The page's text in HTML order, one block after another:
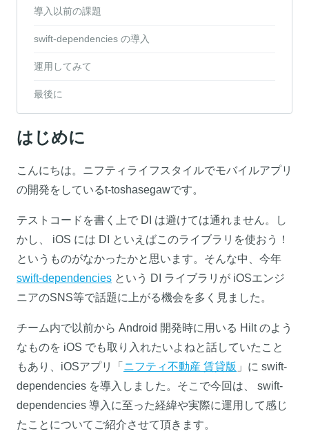
導入以前の課題
swift-dependencies の導入
運用してみて
最後に
はじめに
こんにちは。ニフティライフスタイルでモバイルアプリ
の開発をしているt-toshasegawです。
テストコードを書く上で DI は避けては通れません。し
かし、 iOS には DI といえばこのライブラリを使おう！
というものがなかったかと思います。そんな中、今年
swift-dependencies という DI ライブラリが iOSエンジ
ニアのSNS等で話題に上がる機会を多く見ました。
チーム内で以前から Android 開発時に用いる Hilt のよう
なものを iOS でも取り入れたいよねと話していたこと
もあり、iOSアプリ「 ニフティ不動産 賃貸版 」に swift-
dependencies を導入しました。そこで今回は、 swift-
dependencies 導入に至った経緯や実際に運用して感じ
たことについてご紹介させて頂きます。